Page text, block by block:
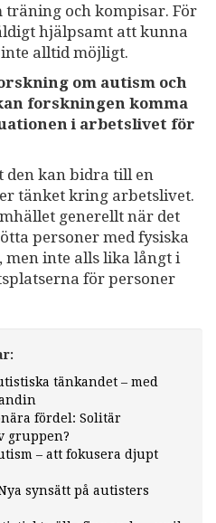
träning och kompisar. För
hjälpsamt att kunna
alltid möjligt.
om autism och
forskningen komma
i arbetslivet för
den kan bidra till en
tänket kring arbetslivet.
generellt när det
personer med fysiska
inte alls lika långt i
för personer
tänkandet – med
fördel: Solitär
gruppen?
– att fokusera djupt
synsätt på autisters